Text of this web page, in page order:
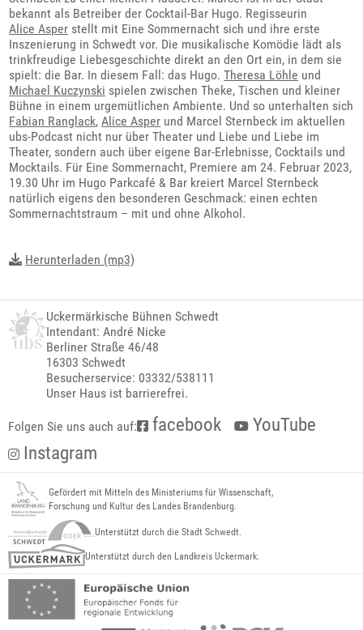
bekannt als Betreiber der Cocktail-Bar Hugo. Regisseurin
Alice Asper stellt mit Eine Sommernacht sich und ihre erste
Inszenierung in Schwedt vor. Die musikalische Komödie lädt als
trinkfreudige Liebesgeschichte direkt an den Ort ein, in dem sie
spielt: die Bar. In diesem Fall: das Hugo.Theresa Löhle und
Michael Kuczynski spielen zwischen Theke, Tischen und kleiner
Bühne in einem urgemütlichen Ambiente. Und so unterhalten sich
Fabian Ranglack,Alice Asper und Marcel Sternbeck im aktuellen
ubs-Podcast nicht nur über Theater und Liebe und Liebe im
Theater, sondern auch über eigene Bar-Erlebnisse, Cocktails und
Mocktails. Für Eine Sommernacht, Premiere am 24. Februar 2023,
19.30 Uhr im Hugo Parkcafé & Bar kreiert Marcel Sternbeck
natürlich eigens den besonderen Geschmack: einen echten
Sommernachtstraum – mit und ohne Alkohol.
Herunterladen (mp3)
Uckermärkische Bühnen Schwedt
Intendant: André Nicke
Berliner Straße 46/48
16303 Schwedt
Besucherservice: 03332/538111
Unser Haus ist barrierefrei.
Folgen Sie uns auch auf: facebook
YouTube
Instagram
Gefördert mit Mitteln des Ministeriums für Wissenschaft,
Forschung und Kultur des Landes Brandenburg.
Unterstützt durch die Stadt Schwedt.
Unterstützt durch den Landkreis Uckermark.